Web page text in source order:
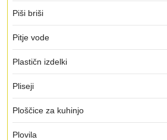
Piši briši
Pitje vode
Plastičn izdelki
Pliseji
Ploščice za kuhinjo
Plovila